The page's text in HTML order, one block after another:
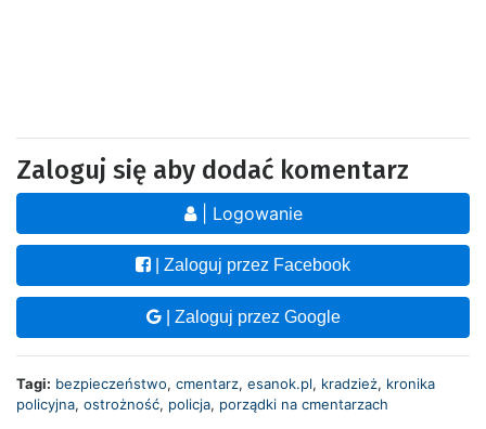
Zaloguj się aby dodać komentarz
| Logowanie
| Zaloguj przez Facebook
| Zaloguj przez Google
Tagi: bezpieczeństwo, cmentarz, esanok.pl, kradzież, kronika
policyjna, ostrożność, policja, porządki na cmentarzach